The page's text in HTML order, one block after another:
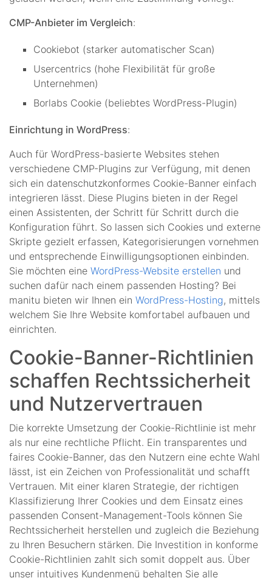
CMP-Anbieter im Vergleich:
Cookiebot (starker automatischer Scan)
Usercentrics (hohe Flexibilität für große
Unternehmen)
Borlabs Cookie (beliebtes WordPress-Plugin)
Einrichtung in WordPress:
Auch für WordPress-basierte Websites stehen
verschiedene CMP-Plugins zur Verfügung, mit denen
sich ein datenschutzkonformes Cookie-Banner einfach
integrieren lässt. Diese Plugins bieten in der Regel
einen Assistenten, der Schritt für Schritt durch die
Konfiguration führt. So lassen sich Cookies und externe
Skripte gezielt erfassen, Kategorisierungen vornehmen
und entsprechende Einwilligungsoptionen einbinden.
Sie möchten eine WordPress-Website erstellen und
suchen dafür nach einem passenden Hosting? Bei
manitu bieten wir Ihnen ein WordPress-Hosting, mittels
welchem Sie Ihre Website komfortabel aufbauen und
einrichten.
Cookie-Banner-Richtlinien
schaffen Rechtssicherheit
und Nutzervertrauen
Die korrekte Umsetzung der Cookie-Richtlinie ist mehr
als nur eine rechtliche Pflicht. Ein transparentes und
faires Cookie-Banner, das den Nutzern eine echte Wahl
lässt, ist ein Zeichen von Professionalität und schafft
Vertrauen. Mit einer klaren Strategie, der richtigen
Klassifizierung Ihrer Cookies und dem Einsatz eines
passenden Consent-Management-Tools können Sie
Rechtssicherheit herstellen und zugleich die Beziehung
zu Ihren Besuchern stärken. Die Investition in konforme
Cookie-Richtlinien zahlt sich somit doppelt aus. Über
unser intuitives Kundenmenü behalten Sie alle